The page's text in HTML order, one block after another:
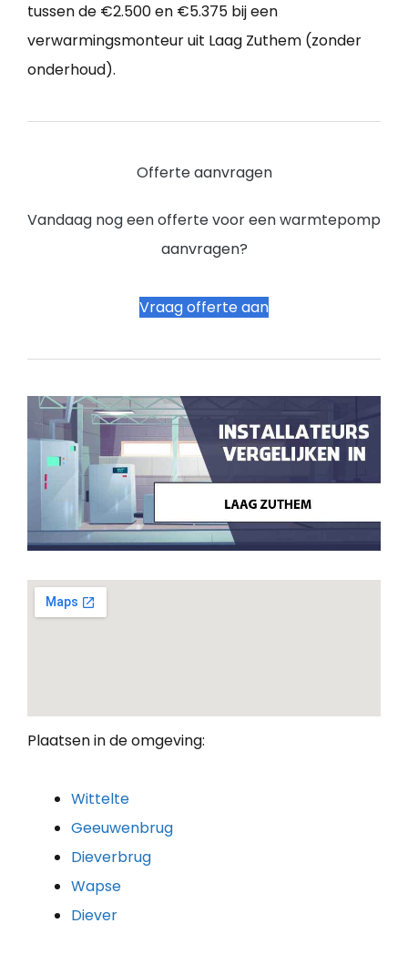
tussen de €2.500 en €5.375 bij een
verwarmingsmonteur uit Laag Zuthem (zonder
onderhoud).
Offerte aanvragen
Vandaag nog een offerte voor een warmtepomp
aanvragen?
Vraag offerte aan
Plaatsen in de omgeving:
Wittelte
Geeuwenbrug
Dieverbrug
Wapse
Diever